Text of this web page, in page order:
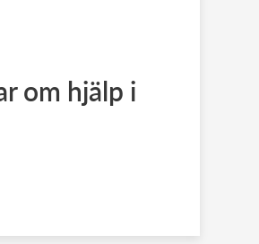
om hjälp i